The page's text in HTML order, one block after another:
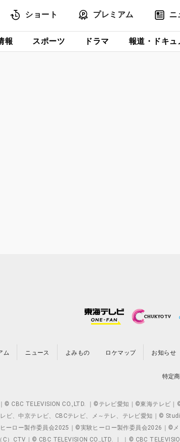
ショート プレミアム ニ
報 スポーツ ドラマ 報道・ドキュ
ム ニュース よみもの ロケマップ お知らせ
特定
CBC TELEVISION CO.,LTD. ｜©テレビ愛知｜©東海テレビ
ビ、中京テレビ、CBCテレビ、メ～テレ、テレビ愛知｜©
ロー製作委員会2025｜©実験ヒーロー製作委員会2026｜©
C）CTV｜© CBC TELEVISION CO.,LTD. ｜ ｜© CBC